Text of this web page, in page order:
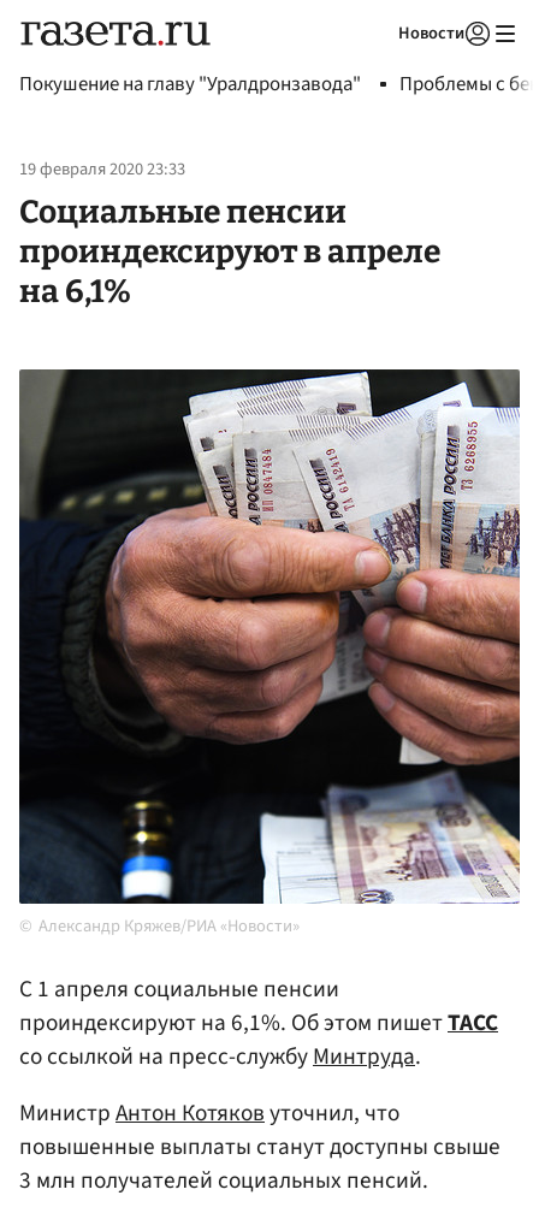
Новости
Покушение на главу "Уралдронзавода" Проблемы с
19 февраля 2020 23:33
Социальные пенсии
проиндексируют в апреле
на 6,1%
Александр Кряжев/РИА «Новости»
С 1 апреля социальные пенсии
проиндексируют на 6,1%. Об этом пишетТАСС
со ссылкой на пресс-службуМинтруда.
МинистрАнтон Котяковуточнил, что
повышенные выплаты станут доступны свыше
3 млн получателей социальных пенсий.